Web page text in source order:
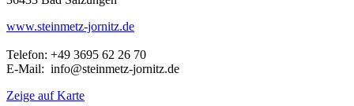
www.steinmetz-jornitz.de
Telefon: +49 3695 62 26 70
E-Mail: info@steinmetz-jornitz.de
Zeige auf Karte